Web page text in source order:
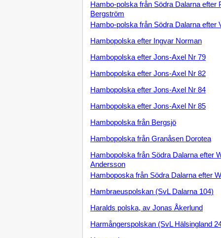
Hambo-polska från Södra Dalarna efter
Bergström
Hambo-polska från Södra Dalarna efter
Hambopolska efter Ingvar Norman
Hambopolska efter Jons-Axel Nr 79
Hambopolska efter Jons-Axel Nr 82
Hambopolska efter Jons-Axel Nr 84
Hambopolska efter Jons-Axel Nr 85
Hambopolska från Bergsjö
Hambopolska från Granåsen Dorotea
Hambopolska från Södra Dalarna efter
Andersson
Hamboposka från Södra Dalarna efter
Hambraeuspolskan (SvL Dalarna 104)
Haralds polska, av Jonas Åkerlund
Harmångerspolskan (SvL Hälsingland